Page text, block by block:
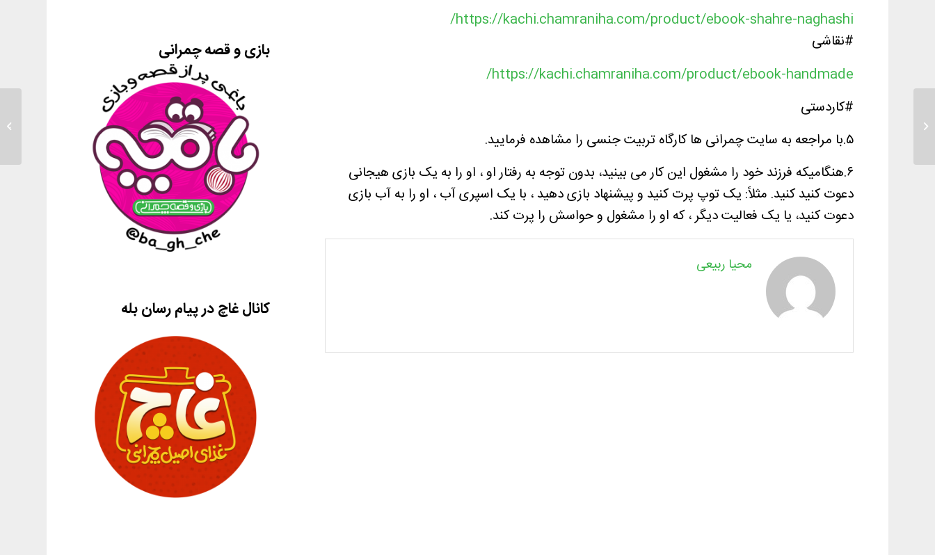
https://kachi.chamraniha.com/product/ebook-shahre-naghashi/
#نقاشی
https://kachi.chamraniha.com/product/ebook-handmade/
#کاردستی
۵.با مراجعه به سایت چمرانی ها کارگاه تربیت جنسی را مشاهده فرمایید.
۶.هنگامیکه فرزند خود را مشغول این کار می بینید، بدون توجه به رفتار او ، او را به یک بازی هیجانی
دعوت کنید کنید. مثلاً: یک توپ پرت کنید و پیشنهاد بازی دهید ، با یک اسپری آب ، او را به آب بازی
دعوت کنید، یا یک فعالیت دیگر ، که او را مشغول و حواسش را پرت کند.
محیا ربیعی
بازی و قصه چمرانی
کانال غاچ در پیام رسان بله
ازدواج و کودک